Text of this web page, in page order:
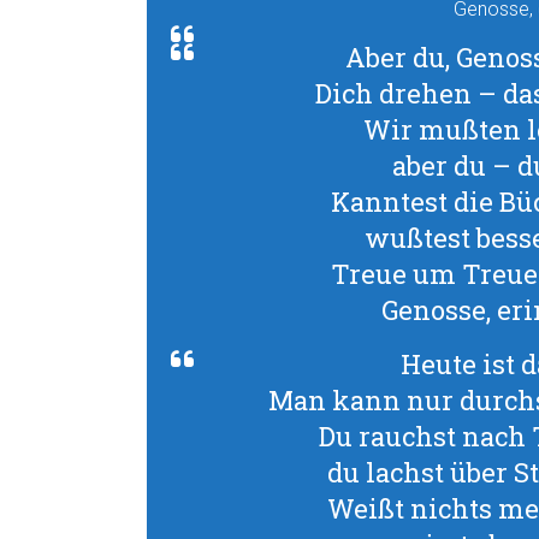
Genosse,
Aber du,
Dich drehen –
Wir mußten
aber du –
Kanntest die
wußtest
Treue um
Genosse,
Heute ist
Man kann nur
Du rauchst
du lachst über
Weißt nichts